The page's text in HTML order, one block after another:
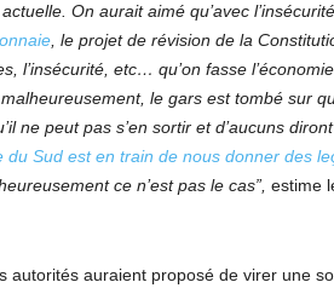
On aurait aimé qu’avec l’insécurité
, le projet de révision de la
l’insécurité, etc… qu’on fasse
le gars est tombé sur
ne peut pas s’en sortir et d’aucuns diront
du Sud est en train de nous donner des
ce n’est pas le cas”, estime
autorités auraient proposé de virer une